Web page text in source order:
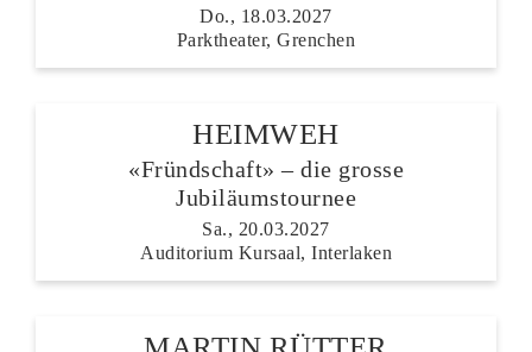
Do., 18.03.2027
Parktheater, Grenchen
HEIMWEH
«Fründschaft» – die grosse
Jubiläumstournee
Sa., 20.03.2027
Auditorium Kursaal, Interlaken